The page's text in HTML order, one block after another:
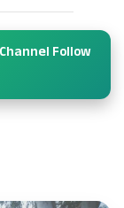
Follow